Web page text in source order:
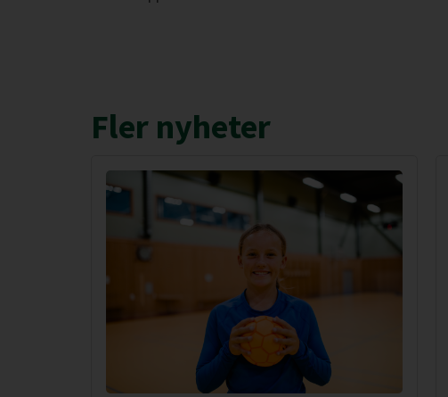
Fler nyheter